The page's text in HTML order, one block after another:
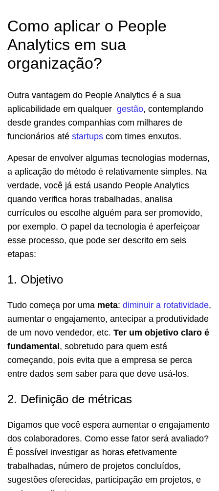
Como aplicar o People
Analytics em sua
organização?
Outra vantagem do People Analytics é a sua
aplicabilidade em qualquer gestão, contemplando
desde grandes companhias com milhares de
funcionários até startups com times enxutos.
Apesar de envolver algumas tecnologias modernas,
a aplicação do método é relativamente simples. Na
verdade, você já está usando People Analytics
quando verifica horas trabalhadas, analisa
currículos ou escolhe alguém para ser promovido,
por exemplo. O papel da tecnologia é aperfeiçoar
esse processo, que pode ser descrito em seis
etapas:
1. Objetivo
Tudo começa por uma meta: diminuir a rotatividade,
aumentar o engajamento, antecipar a produtividade
de um novo vendedor, etc. Ter um objetivo claro é
fundamental , sobretudo para quem está
começando, pois evita que a empresa se perca
entre dados sem saber para que deve usá-los.
2. Definição de métricas
Digamos que você espera aumentar o engajamento
dos colaboradores. Como esse fator será avaliado?
É possível investigar as horas efetivamente
trabalhadas, número de projetos concluídos,
sugestões oferecidas, participação em projetos, e